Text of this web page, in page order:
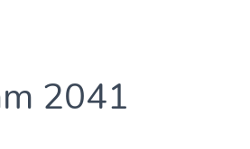
2041